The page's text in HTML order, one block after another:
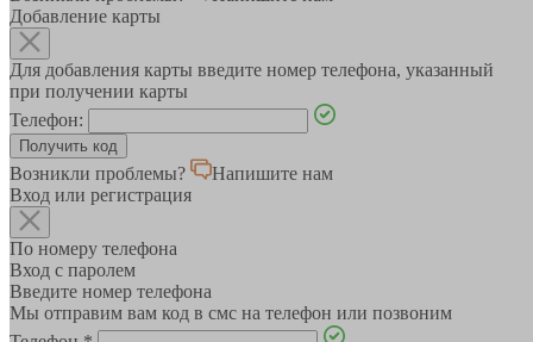
Добавление карты
Для добавления карты введите номер телефона, указанный
при получении карты
Телефон:
Возникли проблемы?
Напишите нам
Вход или регистрация
По номеру телефона
Вход с паролем
Введите номер телефона
Мы отправим вам код в смс на телефон или позвоним